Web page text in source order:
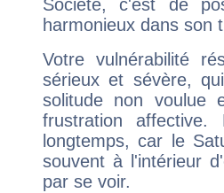
Société, c'est de
harmonieux dans son
Votre vulnérabilité
sérieux et sévère,
solitude non voulue
frustration
longtemps, car le
souvent à l'intérieur
par se voir.